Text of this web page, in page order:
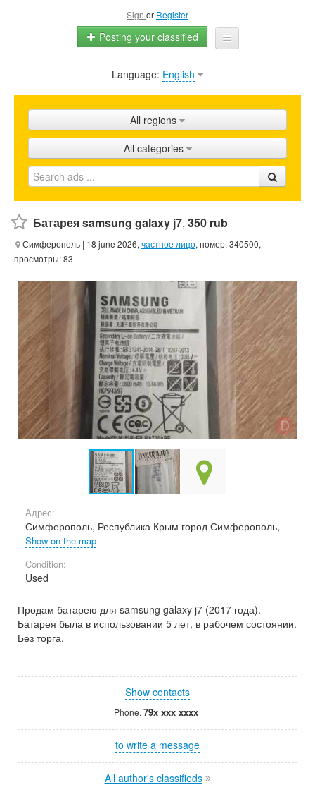
Sign or Register
Posting your classified
Home
Shops
Promotion
FAQ
Blog
Language: English
All regions
All categories
Батарея samsung galaxy j7, 350 rub
Симферополь | 18 june 2026, частное лицо, номер: 340500,
просмотры: 83
Адрес:
Симферополь, Республика Крым город Симферополь,
Show on the map
Condition:
Used
Продам батарею для samsung galaxy j7 (2017 года).
Батарея была в использовании 5 лет, в рабочем состоянии.
Без торга.
Show contacts
Phone. 79x xxx xxxx
to write a message
All author's classifieds